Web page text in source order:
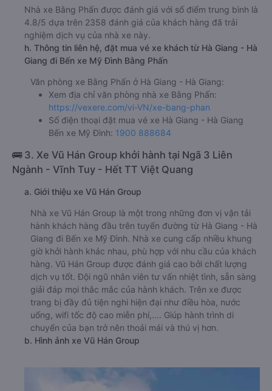
Nhà xe Bằng Phấn được đánh giá với số điểm trung bình là
4.8/5 dựa trên 2358 đánh giá của khách hàng đã trải
nghiệm dịch vụ của nhà xe này.
h. Thông tin liên hệ, đặt mua vé xe khách từ Hà Giang - Hà
Giang đi Bến xe Mỹ Đình Bằng Phấn
Văn phòng xe Bằng Phấn ở Hà Giang - Hà Giang:
Xem địa chỉ văn phòng nhà xe Bằng Phấn:
https://vexere.com/vi-VN/xe-bang-phan
Số điện thoại đặt mua vé xe Hà Giang - Hà Giang
Bến xe Mỹ Đình: 1900 888684
🚌 3. Xe Vũ Hán Group khởi hành tại Ngã 3 Liên
Ngành - Vĩnh Tuy - Hết TT Việt Quang
a. Giới thiệu xe Vũ Hán Group
Nhà xe Vũ Hán Group là một trong những đơn vị vận tải
hành khách hàng đầu trên tuyến đường từ Hà Giang - Hà
Giang đi Bến xe Mỹ Đình. Nhà xe cung cấp nhiều khung
giờ khởi hành khác nhau, phù hợp với nhu cầu của khách
hàng. Vũ Hán Group được đánh giá cao bởi chất lượng
dịch vụ tốt. Đội ngũ nhân viên tư vấn nhiệt tình, sẵn sàng
giải đáp mọi thắc mắc của hành khách. Trên xe được
trang bị đầy đủ tiện nghi hiện đại như điều hòa, nước
uống, wifi tốc độ cao miễn phí,.... Giúp hành trình di
chuyển của bạn trở nên thoải mái và thú vị hơn.
b. Hình ảnh xe Vũ Hán Group